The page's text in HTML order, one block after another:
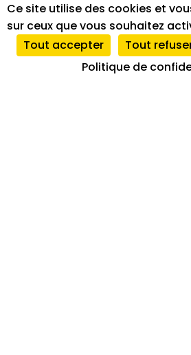
et
conformité
réservés
Ce site utilise des cookies et
sur ceux que vous souhaitez
Tout accepter
Tout
Politique de